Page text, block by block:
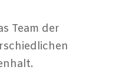
Team der